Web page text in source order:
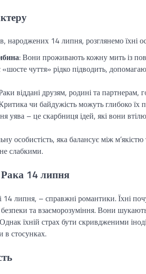
народжених 14 липня, розглянемо їхні
: Вони проживають кожну мить із
«шосте чуття» рідко підводить,
віддані друзям, родині та партнерам,
чи байдужість можуть глибоко їх
уява – це скарбниця ідей, які вони
особистість, яка балансує між
слабкими.
Рака 14 липня
липня, – справжні романтики. Їхні
та взаєморозуміння. Вони
Однак їхній страх бути скривдженими
в стосунках.